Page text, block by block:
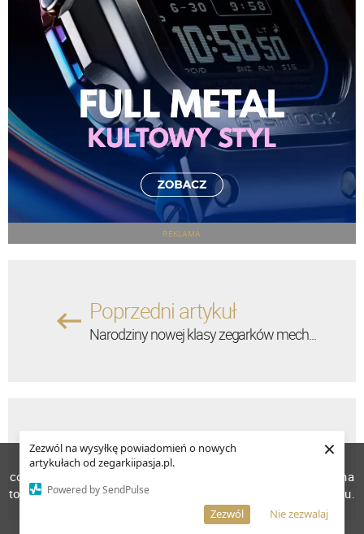
Zezwól na wysyłkę powiadomień o nowych
artykułach od zegarkiipasja.pl.
Powered by SendPulse
Nie zezwalaj
Zezwól
×
REKLAMA
Poprzedni artykuł
Narodziny nowej klasy zegarków mech...
Następny artykuł
Dwa niezwykłe zegarki Omega Olympic...
W celu poprawienia jakości usług korzystamy z plików
cookies. Pozostanie na stronie oznacza, iż wyrażasz zgodę na
to, że pliki cookies będą przechowywane w Twoim urządzeniu.
Więcej informacji